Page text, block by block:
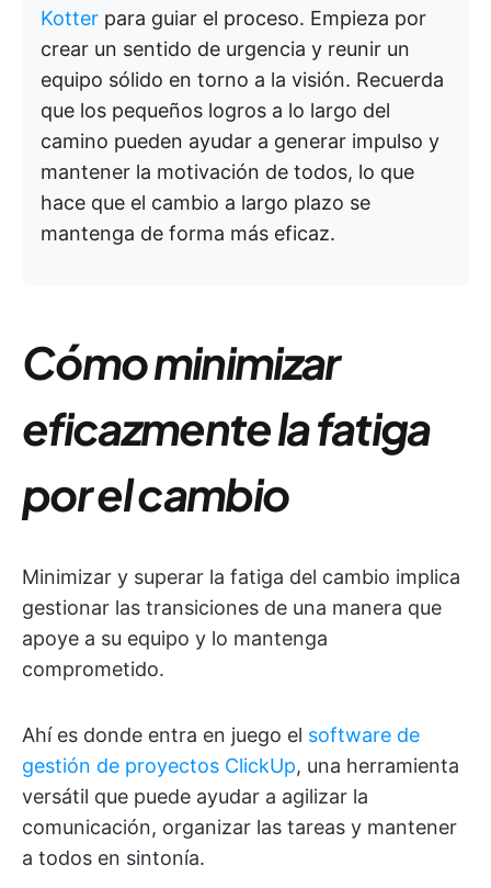
Kotter para guiar el proceso. Empieza por
crear un sentido de urgencia y reunir un
equipo sólido en torno a la visión. Recuerda
que los pequeños logros a lo largo del
camino pueden ayudar a generar impulso y
mantener la motivación de todos, lo que
hace que el cambio a largo plazo se
mantenga de forma más eficaz.
Cómo minimizar
eficazmente la fatiga
por el cambio
Minimizar y superar la fatiga del cambio implica
gestionar las transiciones de una manera que
apoye a su equipo y lo mantenga
comprometido.
Ahí es donde entra en juego el software de
gestión de proyectos ClickUp, una herramienta
versátil que puede ayudar a agilizar la
comunicación, organizar las tareas y mantener
a todos en sintonía.